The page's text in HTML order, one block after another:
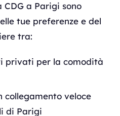
a Parigi sono
tue preferenze e del
tra:
privati per la comodità
collegamento veloce
di Parigi